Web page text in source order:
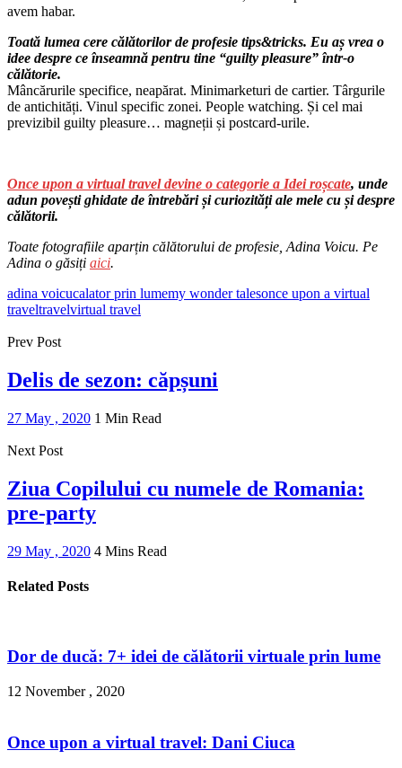
avem habar.
Toată lumea cere călătorilor de profesie tips&tricks. Eu aș vrea o
idee despre ce înseamnă pentru tine “guilty pleasure” într-o
călătorie.
Mâncărurile specifice, neapărat. Minimarketuri de cartier. Târgurile
de antichități. Vinul specific zonei. People watching. Și cel mai
previzibil guilty pleasure… magneții și postcard-urile.
Once upon a virtual travel devine o categorie a Idei roșcate, unde
adun povești ghidate de întrebări și curiozități ale mele cu și despre
călătorii.
Toate fotografiile aparțin călătorului de profesie, Adina Voicu. Pe
Adina o găsiți aici.
adina voicucalator prin lumemy wonder talesonce upon a virtual
traveltravelvirtual travel
Prev Post
Delis de sezon: căpșuni
27 May , 2020 1 Min Read
Next Post
Ziua Copilului cu numele de Romania:
pre-party
29 May , 2020 4 Mins Read
Related Posts
Dor de ducă: 7+ idei de călătorii virtuale prin lume
12 November , 2020
Once upon a virtual travel: Dani Ciuca